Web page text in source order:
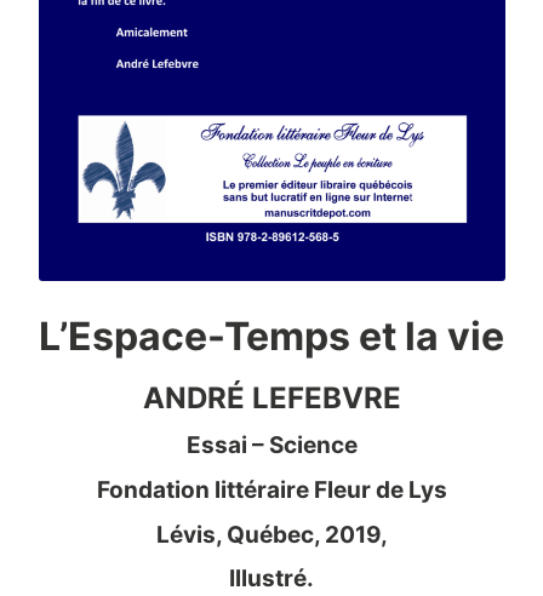
L’Espace-Temps et la vie
ANDRÉ LEFEBVRE
Essai – Science
Fondation littéraire Fleur de Lys
Lévis, Québec, 2019,
Illustré.